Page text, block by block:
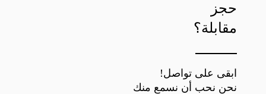
حجز
مقابلة؟
ابقى على تواصل!
نحن نحب أن نسمع منك